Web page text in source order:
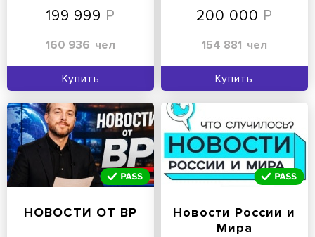
199 999
160 936 чел
Купить
200 000
154 881 чел
Купить
НОВОСТИ ОТ ВР
Новости России и
Мира